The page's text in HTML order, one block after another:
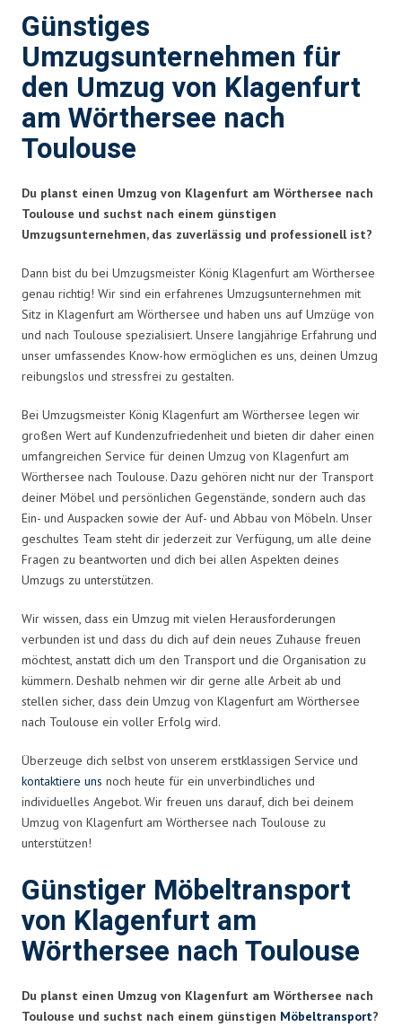
Günstiges
Umzugsunternehmen für
den Umzug von Klagenfurt
am Wörthersee nach
Toulouse
Du planst einen Umzug von Klagenfurt am Wörthersee nach
Toulouse und suchst nach einem günstigen
Umzugsunternehmen, das zuverlässig und professionell ist?
Dann bist du bei Umzugsmeister König Klagenfurt am Wörthersee
genau richtig! Wir sind ein erfahrenes Umzugsunternehmen mit
Sitz in Klagenfurt am Wörthersee und haben uns auf Umzüge von
und nach Toulouse spezialisiert. Unsere langjährige Erfahrung und
unser umfassendes Know-how ermöglichen es uns, deinen Umzug
reibungslos und stressfrei zu gestalten.
Bei Umzugsmeister König Klagenfurt am Wörthersee legen wir
großen Wert auf Kundenzufriedenheit und bieten dir daher einen
umfangreichen Service für deinen Umzug von Klagenfurt am
Wörthersee nach Toulouse. Dazu gehören nicht nur der Transport
deiner Möbel und persönlichen Gegenstände, sondern auch das
Ein- und Auspacken sowie der Auf- und Abbau von Möbeln. Unser
geschultes Team steht dir jederzeit zur Verfügung, um alle deine
Fragen zu beantworten und dich bei allen Aspekten deines
Umzugs zu unterstützen.
Wir wissen, dass ein Umzug mit vielen Herausforderungen
verbunden ist und dass du dich auf dein neues Zuhause freuen
möchtest, anstatt dich um den Transport und die Organisation zu
kümmern. Deshalb nehmen wir dir gerne alle Arbeit ab und
stellen sicher, dass dein Umzug von Klagenfurt am Wörthersee
nach Toulouse ein voller Erfolg wird.
Überzeuge dich selbst von unserem erstklassigen Service und
kontaktiere uns noch heute für ein unverbindliches und
individuelles Angebot. Wir freuen uns darauf, dich bei deinem
Umzug von Klagenfurt am Wörthersee nach Toulouse zu
unterstützen!
Günstiger Möbeltransport
von Klagenfurt am
Wörthersee nach Toulouse
Du planst einen Umzug von Klagenfurt am Wörthersee nach
Toulouse und suchst nach einem günstigen Möbeltransport?